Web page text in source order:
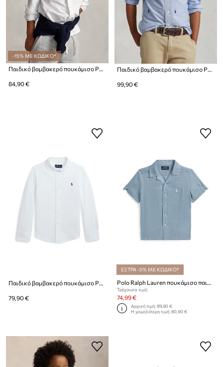
-15% ΜΕ ΚΩΔΙΚΟ*
84,90 €
Παιδικό βαμβακερό πουκάμισο Polo Ralph Lauren
99,90 €
Παιδικό βαμβακερό πουκάμισο Polo Ralph Lauren
79,90 €
ΕΞΤΡΑ -5% ΜΕ ΚΩΔΙΚΟ*
Τρέχουσα τιμή:
74,99 €
Αρχική τιμή:89,90 €
Η χαμηλότερη τιμή:80,90 €